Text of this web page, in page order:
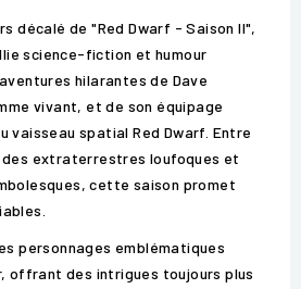
décalé de "Red Dwarf - Saison II",
science-fiction et humour
hilarantes de Dave
vivant, et de son équipage
vaisseau spatial Red Dwarf. Entre
extraterrestres loufoques et
cette saison promet
personnages emblématiques
offrant des intrigues toujours plus